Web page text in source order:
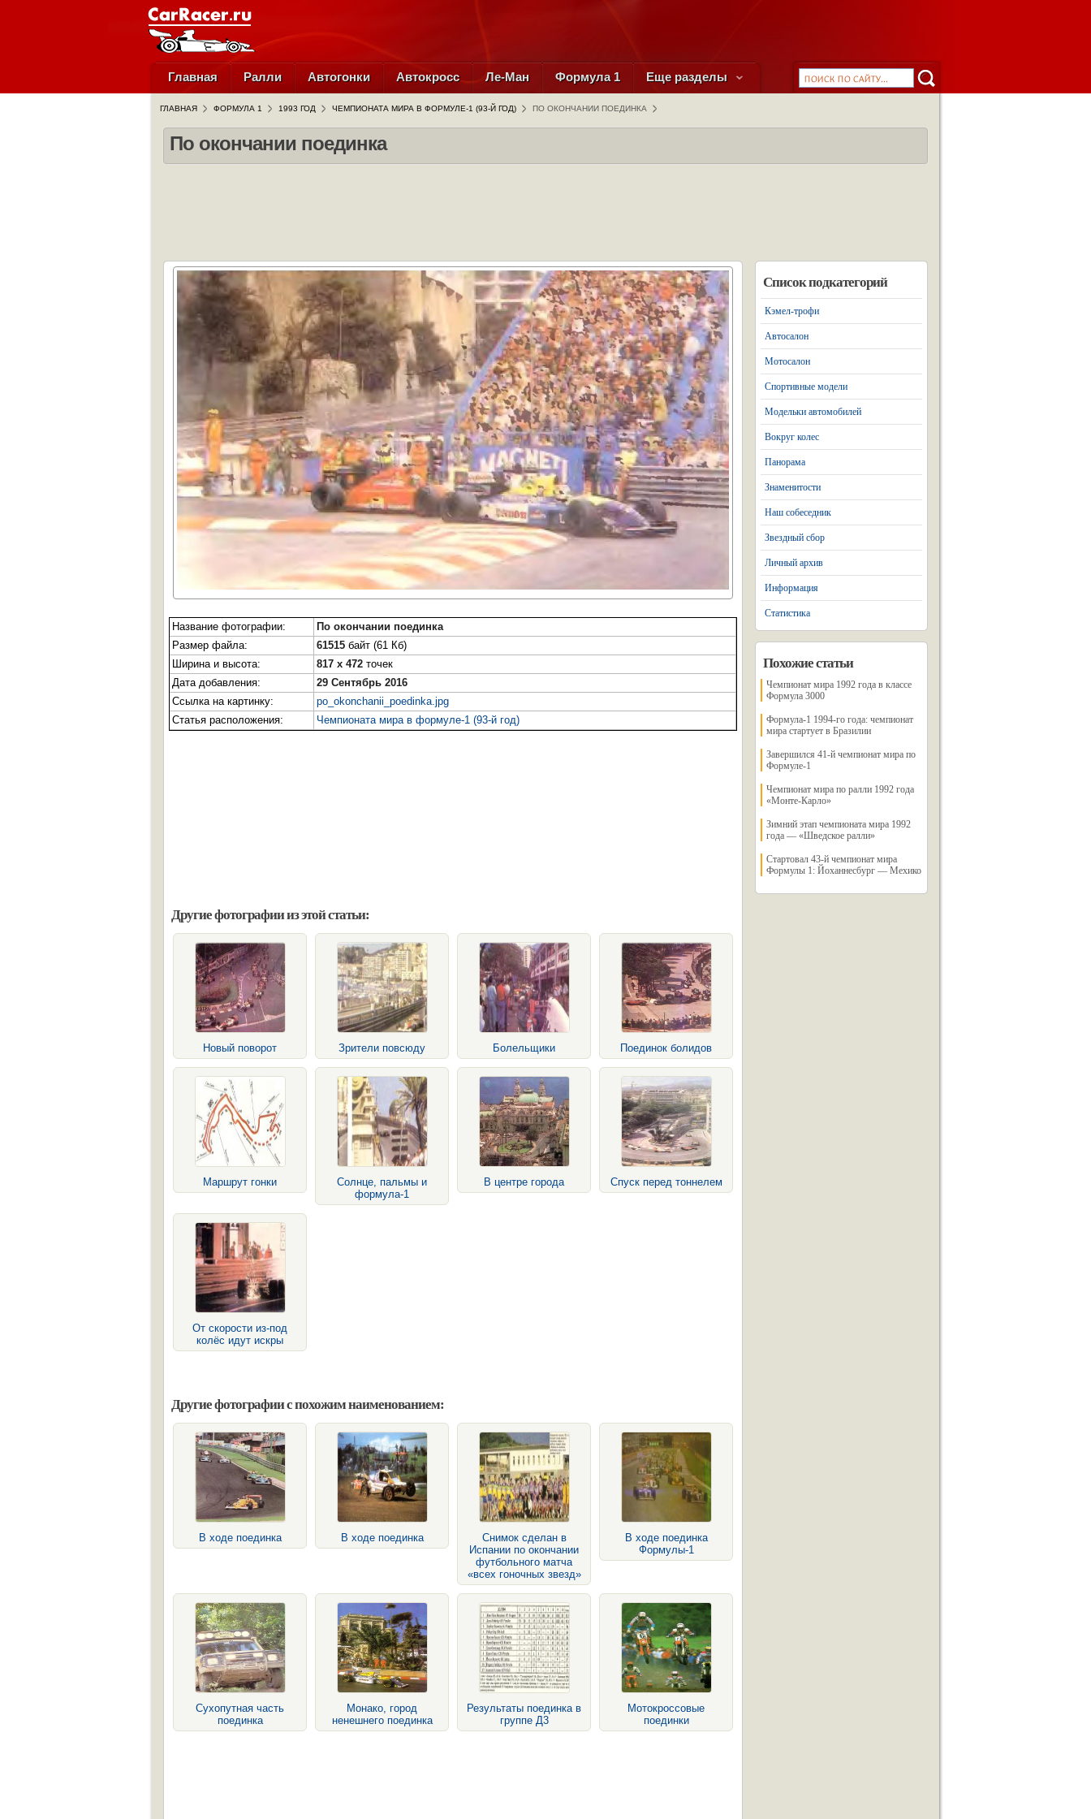
Главная Ралли Автогонки Автокросс Ле-Ман Формула 1 Еще разделы
ГЛАВНАЯ ФОРМУЛА 1 1993 ГОД ЧЕМПИОНАТА МИРА В ФОРМУЛЕ-1 (93-Й ГОД) ПО ОКОНЧАНИИ ПОЕДИНКА
По окончании поединка
Название фотографии:
По окончании поединка
Размер файла:
61515 байт (61 Кб)
Ширина и высота:
817 x 472 точек
Дата добавления:
29 Сентябрь 2016
Ссылка на картинку:
po_okonchanii_poedinka.jpg
Статья расположения:
Чемпионата мира в формуле-1 (93-й год)
Другие фотографии из этой статьи:
Новый поворот Зрители повсюду Болельщики Поединок болидов
Маршрут гонки
Солнце, пальмы и
формула-1
В центре города Спуск перед тоннелем
От скорости из-под
колёс идут искры
Другие фотографии с похожим наименованием:
В ходе поединка В ходе поединка
Снимок сделан в
Испании по окончании
футбольного матча
«всех гоночных звезд»
В ходе поединка
Формулы-1
Сухопутная часть
поединка
Монако, город
ненешнего поединка
Результаты поединка в
группе Д3
Мотокроссовые
поединки
Список подкатегорий
Кэмел-трофи
Автосалон
Мотосалон
Спортивные модели
Модельки автомобилей
Вокруг колес
Панорама
Знаменитости
Наш собеседник
Звездный сбор
Личный архив
Информация
Статистика
Похожие статьи
Чемпионат мира 1992 года в классе
Формула 3000
Формула-1 1994-го года: чемпионат
мира стартует в Бразилии
Завершился 41-й чемпионат мира по
Формуле-1
Чемпионат мира по ралли 1992 года
«Монте-Карло»
Зимний этап чемпионата мира 1992
года — «Шведское ралли»
Стартовал 43-й чемпионат мира
Формулы 1: Йоханнесбург — Мехико